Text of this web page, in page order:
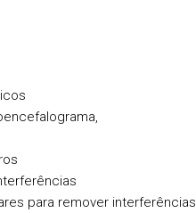
para remover